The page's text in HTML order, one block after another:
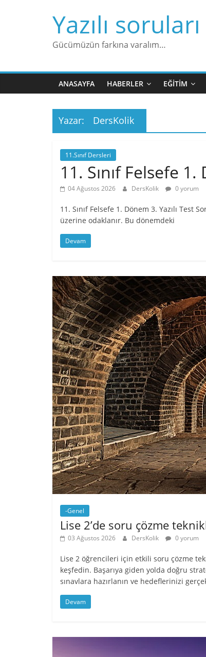
Yazılı soruları
Gücümüzün farkına varalım…
ANASAYFA HABERLER EĞITIM
Yazar: DersKolik
11.Sınıf Dersleri
11. Sınıf Felsefe
04 Ağustos 2026 DersKolik 0 yorum
11. Sınıf Felsefe 1. Dönem 3. Yazılı
üzerine odaklanır. Bu dönemdeki
Devam
-Genel
Lise 2’de soru çözme
03 Ağustos 2026 DersKolik 0 yorum
Lise 2 öğrencileri için etkili soru çözme
keşfedin. Başarıya giden yolda doğru
sınavlara hazırlanın ve hedeflerinizi
Devam